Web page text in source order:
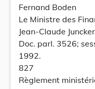
Fernand Boden
Le Ministre des
Jean-Claude Juncker
Doc. parl. 3526;
1992.
827
Règlement